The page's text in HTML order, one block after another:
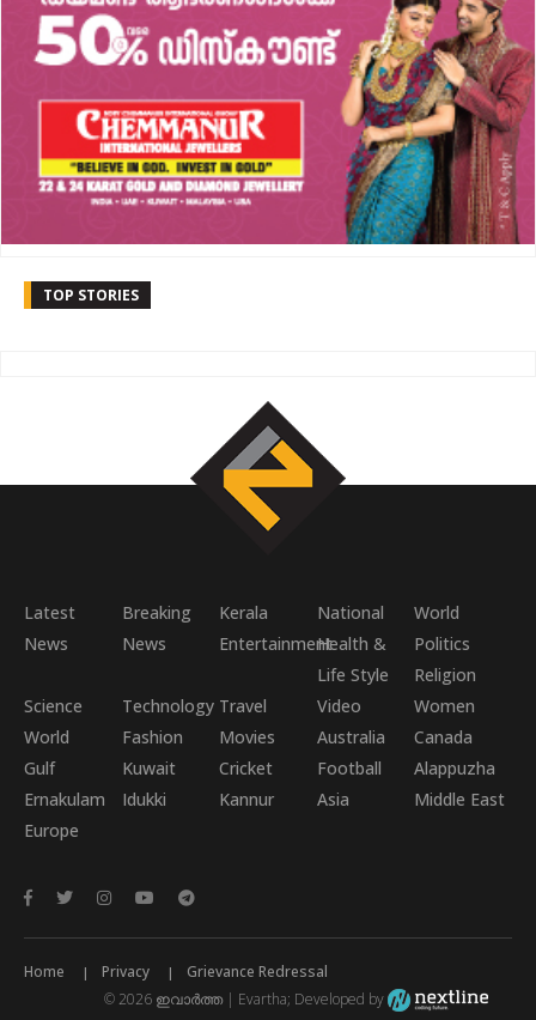
TOP STORIES
Latest
News
Breaking
News
Kerala National
World
EntertainmentHealth &
Life Style
Politics
Religion
Science
World
Technology Travel Video
Women
Fashion
Movies Australia
Canada
Gulf
Kuwait Cricket Football
Alappuzha
Ernakulam
Idukki Kannur Asia
Middle East
Europe
Home Privacy
Grievance Redressal
© 2026 ഇവാർത്ത | Evartha; Developed by